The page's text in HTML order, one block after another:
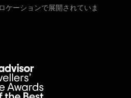
ケーションで展開されていま